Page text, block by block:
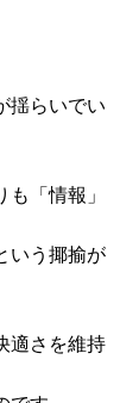
揺らいでい
「情報」
いう揶揄が
適さを維持